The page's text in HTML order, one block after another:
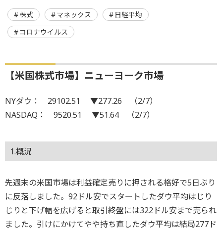
株式 マネックス
日経平均
コロナウイルス
【米国株式市場】ニューヨーク市場
NYダウ： 29102.51 ▼277.26 （2/7）
NASDAQ： 9520.51 ▼51.64 （2/7）
1.概況
先週末の米国市場は利益確定売りに押される格好で5日ぶり
に反落しました。92ドル安でスタートしたダウ平均はじり
じりと下げ幅を広げると取引終盤には322ドル安まで売られ
ました。引けにかけてやや持ち直したダウ平均は結局277ド